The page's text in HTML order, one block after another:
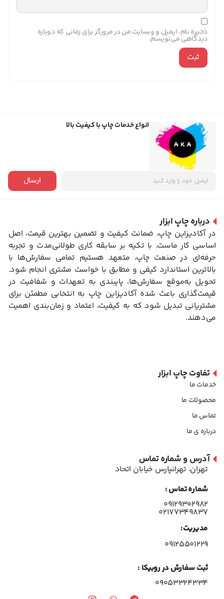
ذخیره نام، ایمیل و وبسایت من در مرورگر برای زمانی که دوباره
دیدگاهی می‌نویسم.
انواع خدمات چاپ با کیفیت بالا
ارسال
درباره چاپ ابزار
در آکادیزاین چاپ، ضمانت کیفیت و تضمین بهترین قیمت، اصل
اساسی کار ماست. با تکیه بر سابقه کاری طولانی‌مدت و تجربه
حرفه‌ای در صنعت چاپ، متعهد هستیم تمامی سفارش‌ها با
بالاترین استاندارد کیفی و مطابق با خواست مشتری انجام شود.
تحویل به‌موقع سفارش‌ها، پایبندی به تعهدات و شفافیت در
قیمت‌گذاری باعث شده آکادیزاین چاپ به انتخابی مطمئن برای
مشتریانی تبدیل شود که به کیفیت، اعتماد و زمان‌بندی اهمیت
می‌دهند.
تفاوت چاپ ابزار
خدمات ما
محصولات ما
تماس ما
درباره ی ما
آدرس و شماره تماس
تهران، تهرانپارس خیابان اتحاد
شماره تماس :
۰۹۱۲۹۳۰۲۹۸۲
۰۲۱۷۷۳۴۹۸۳۷
مدیریت:
۰۹۱۲۵۵۰۱۲۲۹
ثبت سفارش در روبیکا :
09053324334